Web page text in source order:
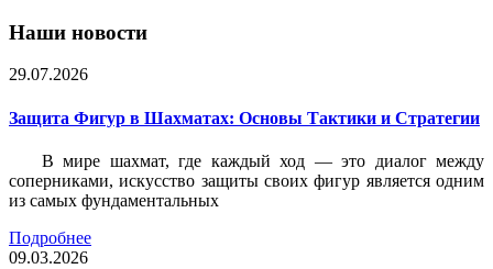
Наши новости
29.07.2026
Защита Фигур в Шахматах: Основы Тактики и Стратегии
В мире шахмат, где каждый ход — это диалог между
соперниками, искусство защиты своих фигур является одним
из самых фундаментальных
Подробнее
09.03.2026